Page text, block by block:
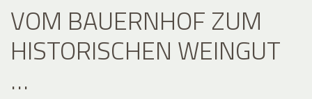
VOM BAUERNHOF ZUM
HISTORISCHEN WEINGUT
…